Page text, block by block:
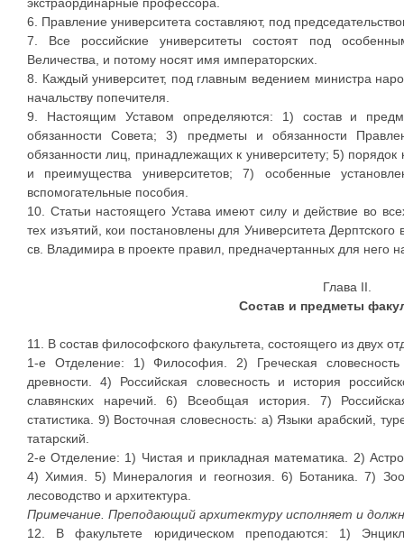
6. Правление университета составляют, под
7. Все российские университеты состоят под
Величества, и потому носят имя императорских.
8. Каждый университет, под главным ведением министра
начальству попечителя.
9. Настоящим Уставом определяются: 1) состав и
обязанности Совета; 3) предметы и обязанности
обязанности лиц, принадлежащих к университету; 5)
и преимущества университетов; 7) особенные
вспомогательные пособия.
10. Статьи настоящего Устава имеют силу и действие во
тех изъятий, кои постановлены для Университета
св. Владимира в проекте правил, предначертанных для него
Глава II.
Состав и предметы
11. В состав философского факультета, состоящего из двух
1-е Отделение: 1) Философия. 2) Греческая
древности. 4) Российская словесность и история
славянских наречий. 6) Всеобщая история. 7)
статистика. 9) Восточная словесность: а) Языки арабский,
татарский.
2-е Отделение: 1) Чистая и прикладная математика. 2)
4) Химия. 5) Минералогия и геогнозия. 6) Ботаника. 7)
лесоводство и архитектура.
Примечание. Преподающий архитектуру исполняет и
12. В факультете юридическом преподаются: 1)